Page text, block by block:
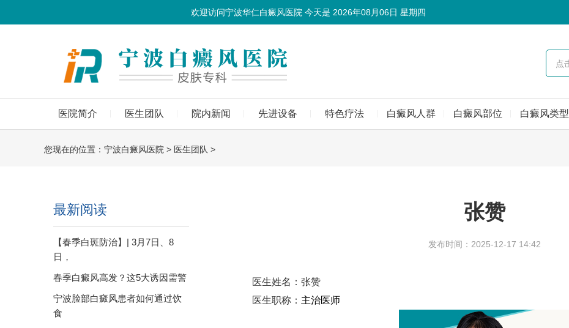
欢迎访问宁波华仁白癜风医院 今天是 2026年08月06日 星期四
医院简介 医生团队 院内新闻 先进设备 特色疗法 白癜风人群 白癜风部位 白癜风类型
您现在的位置： 宁波白癜风医院 > 医生团队 >
最新阅读
【春季白斑防治】| 3月7日、8
日，
春季白癜风高发？这5大诱因需警
宁波脸部白癜风患者如何通过饮
食
张赞
发布时间：2025-12-17 14:42
医生姓名：张赞
医生职称： 主治医师